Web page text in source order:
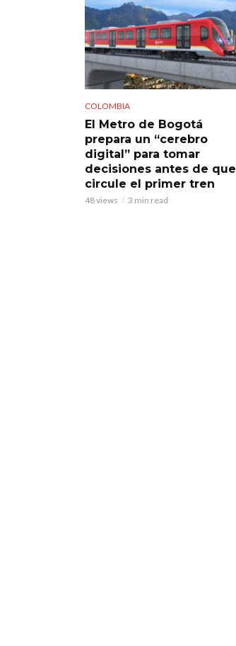
COLOMBIA
El Metro de Bogotá
prepara un “cerebro
digital” para tomar
decisiones antes de que
circule el primer tren
48 views 3 min read